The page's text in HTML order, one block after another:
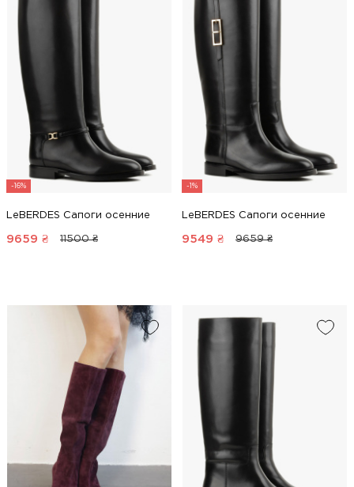
-16%
LeBERDES Сапоги осенние
9659 ₴ 11500 ₴
-1%
LeBERDES Сапоги осенние
9549 ₴ 9659 ₴